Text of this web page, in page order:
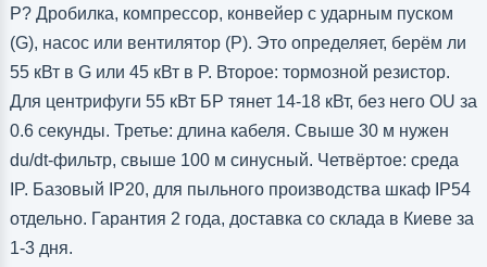
P? Дробилка, компрессор, конвейер с ударным пуском
(G), насос или вентилятор (P). Это определяет, берём ли
55 кВт в G или 45 кВт в P. Второе: тормозной резистор.
Для центрифуги 55 кВт БР тянет 14-18 кВт, без него OU за
0.6 секунды. Третье: длина кабеля. Свыше 30 м нужен
du/dt-фильтр, свыше 100 м синусный. Четвёртое: среда
IP. Базовый IP20, для пыльного производства шкаф IP54
отдельно. Гарантия 2 года, доставка со склада в Киеве за
1-3 дня.